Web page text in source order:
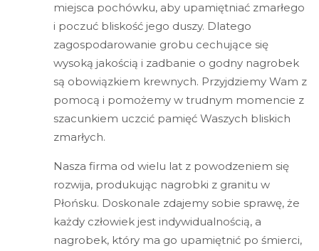
miejsca pochówku, aby upamiętniać zmarłego
i poczuć bliskość jego duszy. Dlatego
zagospodarowanie grobu cechujące się
wysoką jakością i zadbanie o godny nagrobek
są obowiązkiem krewnych. Przyjdziemy Wam z
pomocą i pomożemy w trudnym momencie z
szacunkiem uczcić pamięć Waszych bliskich
zmarłych.
Nasza firma od wielu lat z powodzeniem się
rozwija, produkując nagrobki z granitu w
Płońsku. Doskonale zdajemy sobie sprawę, że
każdy człowiek jest indywidualnością, a
nagrobek, który ma go upamiętnić po śmierci,